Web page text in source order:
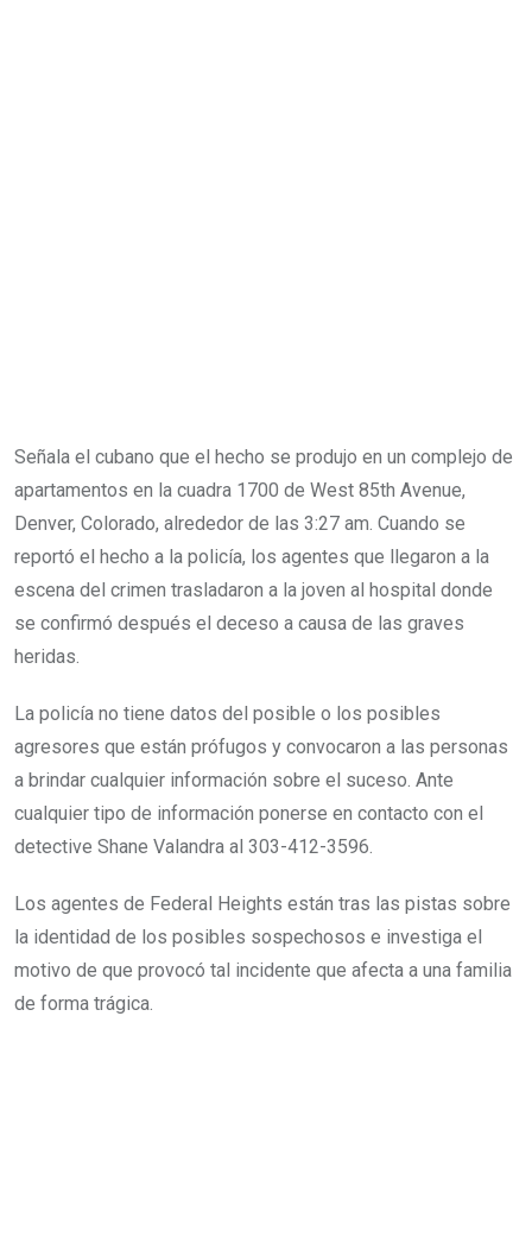
Señala el cubano que el hecho se produjo en un complejo de
apartamentos en la cuadra 1700 de West 85th Avenue,
Denver, Colorado, alrededor de las 3:27 am. Cuando se
reportó el hecho a la policía, los agentes que llegaron a la
escena del crimen trasladaron a la joven al hospital donde
se confirmó después el deceso a causa de las graves
heridas.
La policía no tiene datos del posible o los posibles
agresores que están prófugos y convocaron a las personas
a brindar cualquier información sobre el suceso. Ante
cualquier tipo de información ponerse en contacto con el
detective Shane Valandra al 303-412-3596.
Los agentes de Federal Heights están tras las pistas sobre
la identidad de los posibles sospechosos e investiga el
motivo de que provocó tal incidente que afecta a una familia
de forma trágica.